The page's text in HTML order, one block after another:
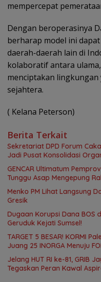
mempercepat
Dengan beroperasinya
berharap model ini
daerah-daerah lain di
kolaboratif antara
menciptakan lingkungan
sejahtera.
( Kelana Peterson)
Berita Terkait
Sekretariat DPD Forum
Jadi Pusat Konsolidasi
GENCAR Ultimatum
Tunggu Asap Mengepung
Menko PM Lihat Langsung
Gresik
Dugaan Korupsi Dana BOS
Geruduk Kejati Sumsel!
TARGET 5 BESAR! KORMI
Juang 25 INORGA Menuju
Jelang HUT RI ke-81, GRIB
Tegaskan Peran Kawal